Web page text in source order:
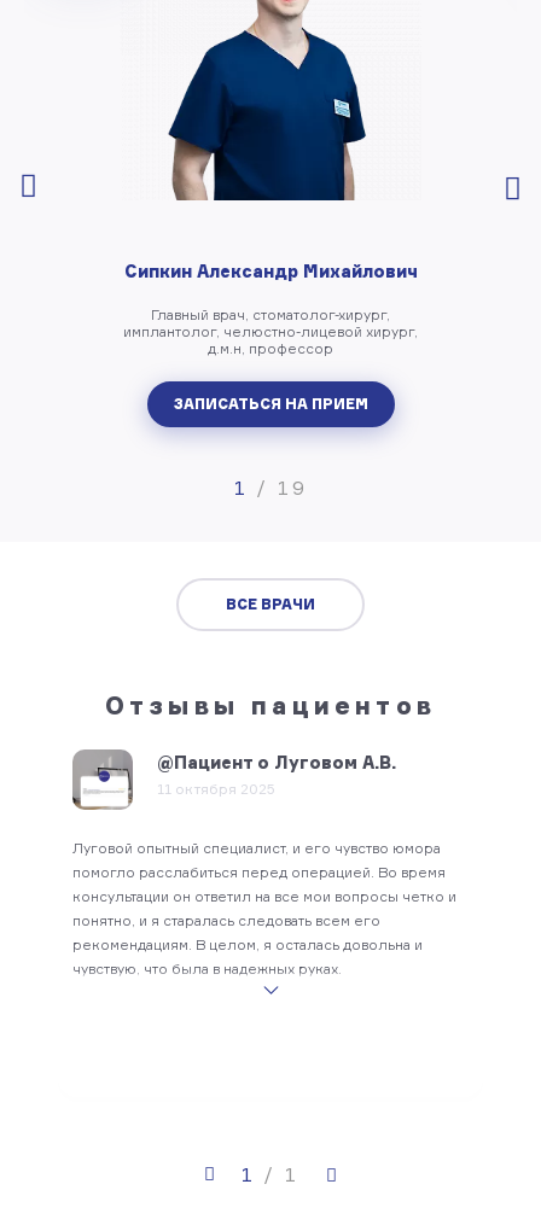
Сипкин Александр Михайлович
Главный врач, стоматолог-хирург,
имплантолог, челюстно-лицевой хирург,
д.м.н, профессор
ЗАПИСАТЬСЯ НА ПРИЕМ
1 / 19
ВСЕ ВРАЧИ
Отзывы пациентов
@Пациент о Луговом А.В.
11 октября 2025
Луговой опытный специалист, и его чувство юмора
помогло расслабиться перед операцией. Во время
консультации он ответил на все мои вопросы четко и
понятно, и я старалась следовать всем его
рекомендациям. В целом, я осталась довольна и
чувствую, что была в надежных руках.
1 / 1